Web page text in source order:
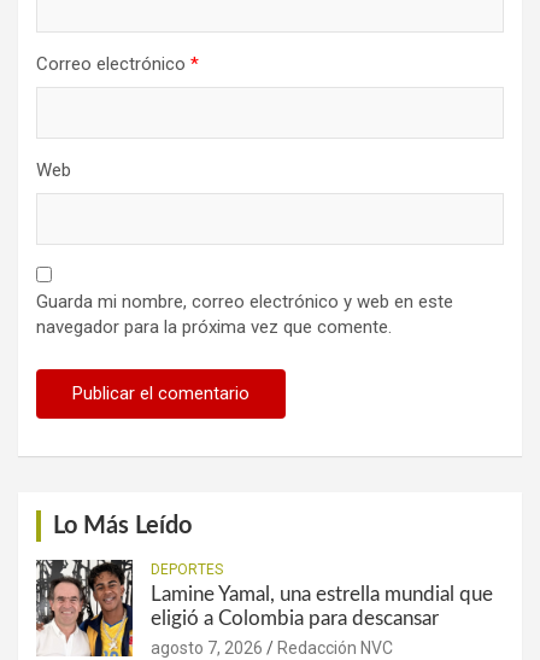
Correo electrónico *
Web
Guarda mi nombre, correo electrónico y web en este
navegador para la próxima vez que comente.
Lo Más Leído
DEPORTES
Lamine Yamal, una estrella mundial que
eligió a Colombia para descansar
agosto 7, 2026 Redacción NVC